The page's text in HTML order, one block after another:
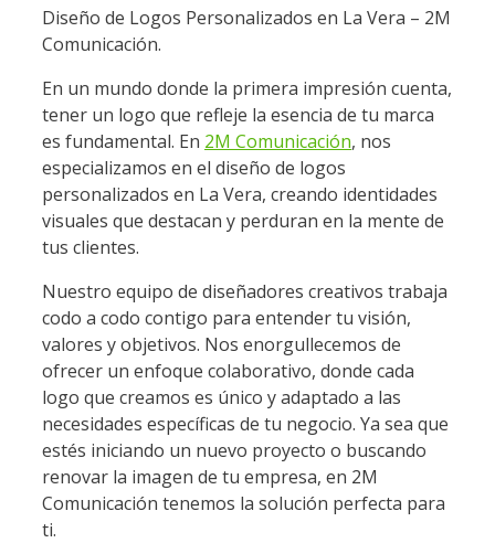
Diseño de Logos Personalizados en La Vera – 2M
Comunicación.
En un mundo donde la primera impresión cuenta,
tener un logo que refleje la esencia de tu marca
es fundamental. En 2M Comunicación, nos
especializamos en el diseño de logos
personalizados en La Vera, creando identidades
visuales que destacan y perduran en la mente de
tus clientes.
Nuestro equipo de diseñadores creativos trabaja
codo a codo contigo para entender tu visión,
valores y objetivos. Nos enorgullecemos de
ofrecer un enfoque colaborativo, donde cada
logo que creamos es único y adaptado a las
necesidades específicas de tu negocio. Ya sea que
estés iniciando un nuevo proyecto o buscando
renovar la imagen de tu empresa, en 2M
Comunicación tenemos la solución perfecta para
ti.